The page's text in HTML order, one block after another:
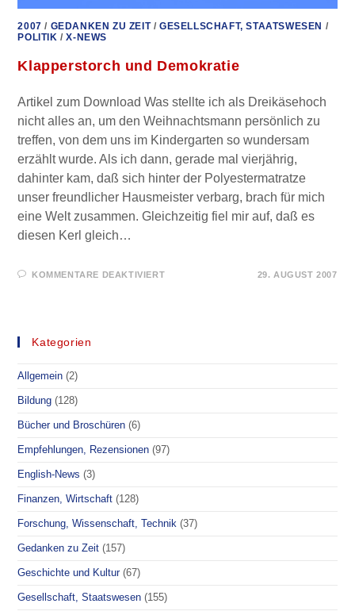
2007 / GEDANKEN ZU ZEIT/GESELLSCHAFT, STAATSWESEN /
POLITIK /X-NEWS
Klapperstorch und Demokratie
Artikel zum Download Was stellte ich als Dreikäsehoch
nicht alles an, um den Weihnachtsmann persönlich zu
treffen, von dem uns im Kindergarten so wundersam
erzählt wurde. Als ich dann, gerade mal vierjährig,
dahinter kam, daß sich hinter der Polyestermatratze
unser freundlicher Hausmeister verbarg, brach für mich
eine Welt zusammen. Gleichzeitig fiel mir auf, daß es
diesen Kerl gleich…
KOMMENTARE DEAKTIVIERTFÜR
29. AUGUST 2007
Kategorien
Allgemein (2)
Bildung (128)
Bücher und Broschüren (6)
Empfehlungen, Rezensionen (97)
English-News (3)
Finanzen, Wirtschaft (128)
Forschung, Wissenschaft, Technik (37)
Gedanken zu Zeit (157)
Geschichte und Kultur (67)
Gesellschaft, Staatswesen (155)